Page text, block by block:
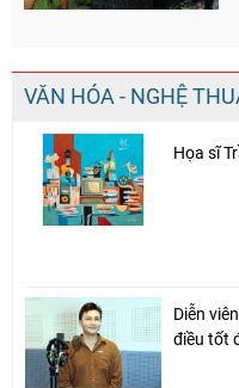
VĂN HÓA - NGHỆ
Họa sĩ
Diễn
điều tốt